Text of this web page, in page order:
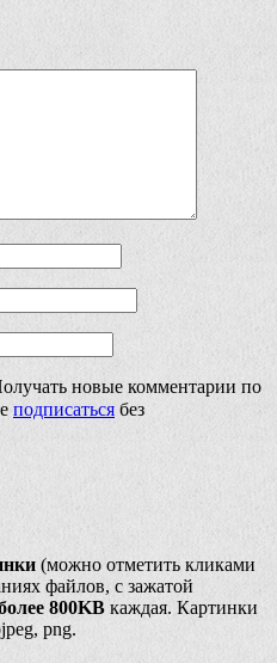
новые комментарии по
подписаться без
(можно отметить кликами
файлов, с зажатой
800KB каждая. Картинки
png.